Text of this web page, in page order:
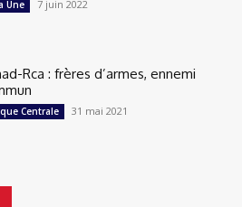
Une 7 juin 2022
Rca : frères d’armes, ennemi
Centrale 31 mai 2021